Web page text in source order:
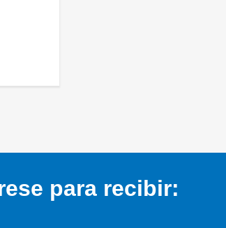
para recibir: